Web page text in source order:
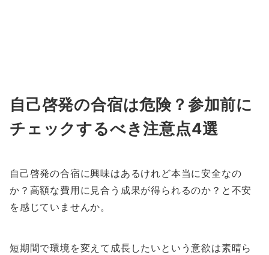
自己啓発の合宿は危険？参加前に
チェックするべき注意点4選
自己啓発の合宿に興味はあるけれど本当に安全なの
か？高額な費用に見合う成果が得られるのか？と不安
を感じていませんか。
短期間で環境を変えて成長したいという意欲は素晴ら